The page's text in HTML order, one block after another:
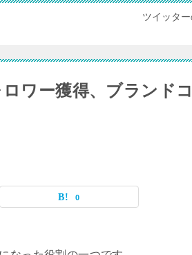
ツイッタ
ワー獲得、ブランド
0